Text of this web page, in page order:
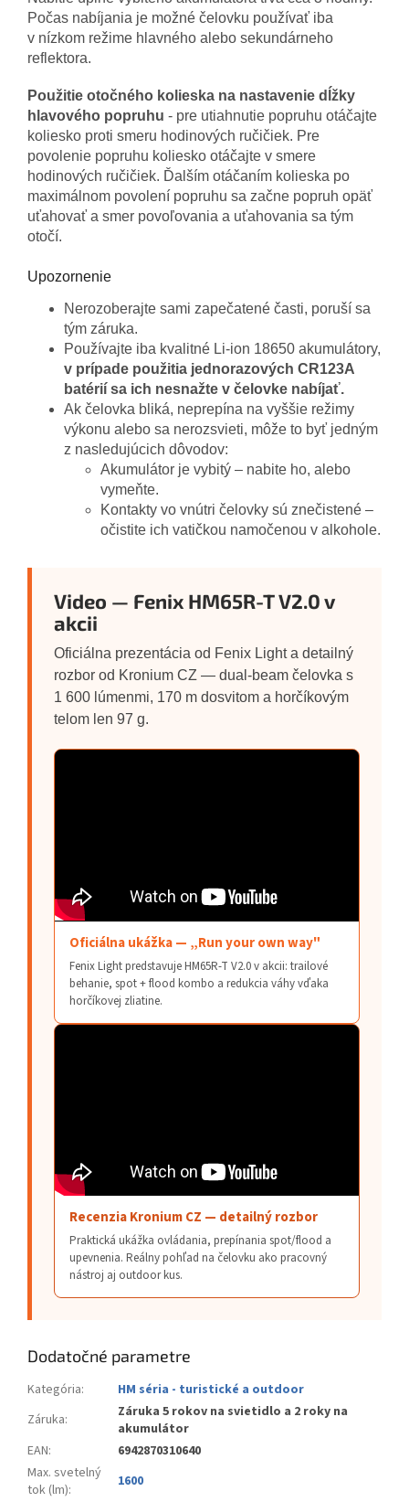
Počas nabíjania je možné čelovku používať iba
v nízkom režime hlavného alebo sekundárneho
reflektora.
Použitie otočného kolieska na nastavenie dĺžky
hlavového popruhu - pre utiahnutie popruhu otáčajte
koliesko proti smeru hodinových ručičiek. Pre
povolenie popruhu koliesko otáčajte v smere
hodinových ručičiek. Ďalším otáčaním kolieska po
maximálnom povolení popruhu sa začne popruh opäť
uťahovať a smer povoľovania a uťahovania sa tým
otočí.
Upozornenie
Nerozoberajte sami zapečatené časti, poruší sa
tým záruka.
Používajte iba kvalitné Li-ion 18650 akumulátory,
v prípade použitia jednorazových CR123A
batérií sa ich nesnažte v čelovke nabíjať.
Ak čelovka bliká, neprepína na vyššie režimy
výkonu alebo sa nerozsvieti, môže to byť jedným
z nasledujúcich dôvodov:
Akumulátor je vybitý – nabite ho, alebo
vymeňte.
Kontakty vo vnútri čelovky sú znečistené –
očistite ich vatičkou namočenou v alkohole.
Video — Fenix HM65R-T V2.0 v
akcii
Oficiálna prezentácia od Fenix Light a detailný
rozbor od Kronium CZ — dual-beam čelovka s
1 600 lúmenmi, 170 m dosvitom a horčíkovým
telom len 97 g.
Oficiálna ukážka — „Run your own way"
Fenix Light predstavuje HM65R-T V2.0 v akcii: trailové
behanie, spot + flood kombo a redukcia váhy vďaka
horčíkovej zliatine.
Recenzia Kronium CZ — detailný rozbor
Praktická ukážka ovládania, prepínania spot/flood a
upevnenia. Reálny pohľad na čelovku ako pracovný
nástroj aj outdoor kus.
Dodatočné parametre
Kategória:
HM séria - turistické a outdoor
Záruka:
Záruka 5 rokov na svietidlo a 2 roky na
akumulátor
EAN:
6942870310640
Max. svetelný
tok (lm):
1600